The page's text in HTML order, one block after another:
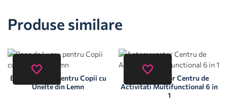
Produse similare
Banc de Lucru pentru Copii cu
Unelte din Lemn
Antemergator Centru de
Activitati Multifunctional 6 in
1